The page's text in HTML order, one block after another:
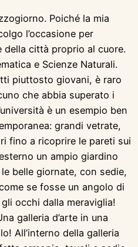
Poiché la mia
l’occasione per
della città proprio al cuore.
e Scienze Naturali.
piuttosto giovani, è raro
che abbia superato i
è un esempio ben
grandi vetrate,
fino a ricoprire le pareti sui
un ampio giardino
belle giornate, con sedie,
se fosse un angolo di
occhi dalla meraviglia!
galleria d’arte in una
All’interno della galleria